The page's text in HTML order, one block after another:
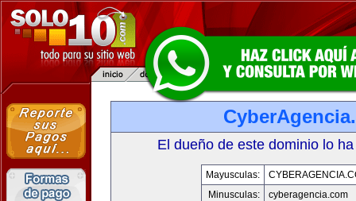
El dueño de este dominio lo
Mayusculas:
Minusculas:
cyberagencia.com